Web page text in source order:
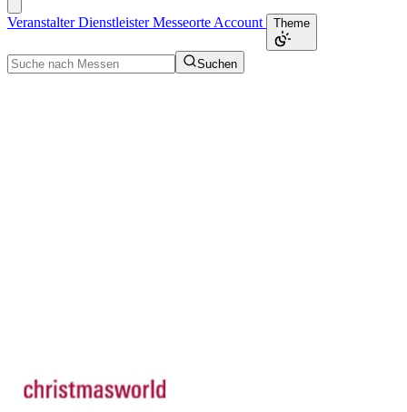
VeranstalterDienstleisterMesseorte Account Theme
Suchen